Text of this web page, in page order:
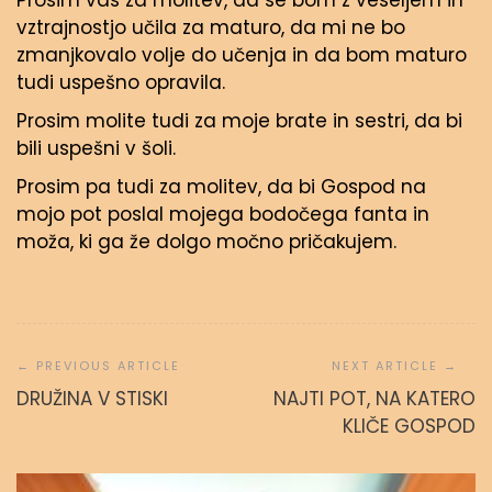
vztrajnostjo učila za maturo, da mi ne bo
zmanjkovalo volje do učenja in da bom maturo
tudi uspešno opravila.
Prosim molite tudi za moje brate in sestri, da bi
bili uspešni v šoli.
Prosim pa tudi za molitev, da bi Gospod na
mojo pot poslal mojega bodočega fanta in
moža, ki ga že dolgo močno pričakujem.
prispevka
DRUŽINA V STISKI
NAJTI POT, NA KATERO
KLIČE GOSPOD